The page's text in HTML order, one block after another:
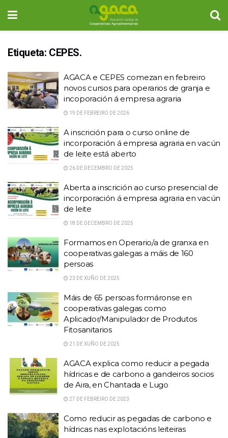
Etiqueta: CEPES.
AGACA e CEPES comezan en febreiro
novos cursos para operarios de granja e
incoporación á empresa agraria
19 DE FEBREIRO DE 2026
A inscrición para o curso online de
incorporación á empresa agraria en vacún
de leite está aberto
26 DE DECEMBRO DE 2025
Aberta a inscrición ao curso presencial de
incorporación á empresa agraria en vacún
de leite
18 DE DECEMBRO DE 2025
Formamos en Operario/a de granxa en
cooperativas galegas a máis de 160
persoas
23 DE XUÑO DE 2025
Máis de 65 persoas formáronse en
cooperativas galegas como
Aplicador/Manipulador de Produtos
Fitosanitarios
21 DE XUÑO DE 2025
AGACA explica como reducir a pegada
hídricas e de carbono a gandeiros socios
de Aira, en Chantada e Lugo
27 DE FEBREIRO DE 2023
Como reducir as pegadas de carbono e
hídricas nas explotacións leiteiras